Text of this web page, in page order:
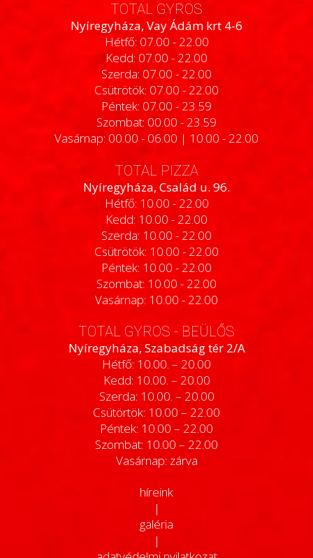
TOTAL GYROS
Nyíregyháza, Vay Ádám krt 4-6
Hétfő: 07.00 - 22.00
Kedd: 07.00 - 22.00
Szerda: 07.00 - 22.00
Csütrötök: 07.00 - 22.00
Péntek: 07.00 - 23.59
Szombat: 00.00 - 23.59
Vasárnap: 00.00 - 06.00 | 10.00 - 22.00
TOTAL PIZZA
Nyíregyháza, Család u. 96.
Hétfő: 10.00 - 22.00
Kedd: 10.00 - 22.00
Szerda: 10.00 - 22.00
Csütrötök: 10.00 - 22.00
Péntek: 10.00 - 22.00
Szombat: 10.00 - 22.00
Vasárnap: 10.00 - 22.00
TOTAL GYROS - BEÜLŐS
Nyíregyháza, Szabadság tér 2/A
Hétfő: 10.00. – 20.00
Kedd: 10.00. – 20.00
Szerda: 10.00. – 20.00
Csütörtök: 10.00 – 22.00
Péntek: 10.00 – 22.00
Szombat: 10.00 – 22.00
Vasárnap: zárva
híreink
|
galéria
|